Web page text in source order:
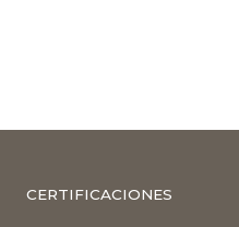
CERTIFICACIONES